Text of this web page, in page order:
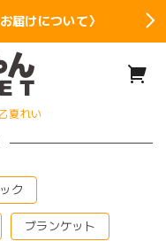
届けについて〉
乙夏れい
ク
ブランケット